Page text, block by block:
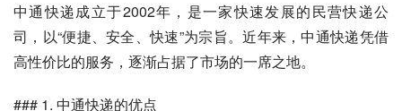
中通快递成立于2002年，是一家快速发展的民营快递公
司，以“便捷、安全、快速”为宗旨。近年来，中通快递凭借
高性价比的服务，逐渐占据了市场的一席之地。
### 1. 中通快递的优点